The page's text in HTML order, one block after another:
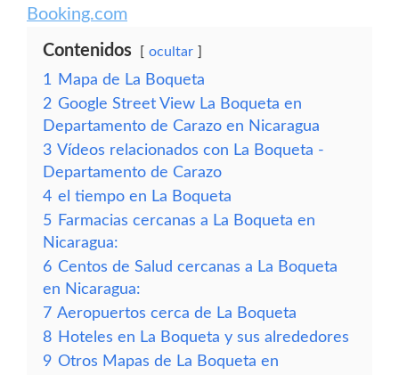
Booking.com
Contenidos ocultar
1
Mapa de La Boqueta
2 Google Street View La Boqueta en
Departamento de Carazo en Nicaragua
3 Vídeos relacionados con La Boqueta -
Departamento de Carazo
4 el tiempo en La Boqueta
5 Farmacias cercanas a La Boqueta en
Nicaragua:
6 Centos de Salud cercanas a La Boqueta
en Nicaragua:
7 Aeropuertos cerca de La Boqueta
8 Hoteles en La Boqueta y sus alrededores
9 Otros Mapas de La Boqueta en